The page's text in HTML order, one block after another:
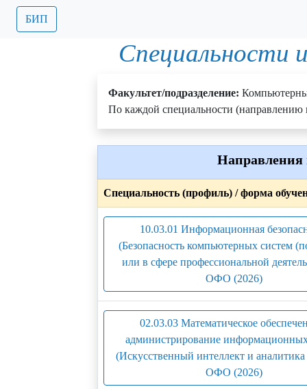
БИП
Специальности
Факультет/подразделение:
По каждой специальности (направлению
Направления
Специальность (профиль) / форма
10.03.01 Информационная
(Безопасность компьютерных систем
или в сфере профессиональной
ОФО (2026)
02.03.03 Математическое
администрирование
(Искусственный интеллект и
ОФО (2026)